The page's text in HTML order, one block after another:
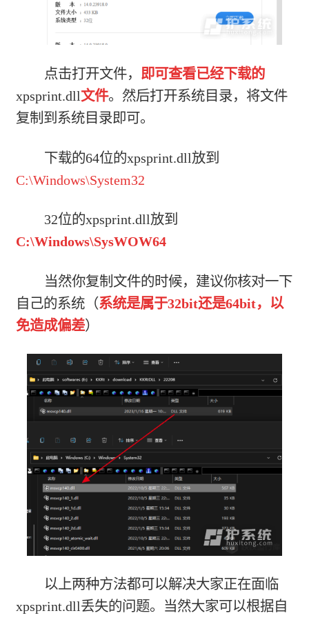
点击打开文件， 即可查看已经下载的
xpsprint.dll文件。然后打开系统目录，将文件
复制到系统目录即可。
下载的64位的xpsprint.dll放到
C:\Windows\System32
32位的xpsprint.dll放到
C:\Windows\SysWOW64
当然你复制文件的时候，建议你核对一下
自己的系统（系统是属于32bit还是64bit，以
免造成偏差）
以上两种方法都可以解决大家正在面临
xpsprint.dll丢失的问题。当然大家可以根据自